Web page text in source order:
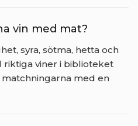
vin med mat?
syra, sötma, hetta och
riktiga viner i biblioteket
med en